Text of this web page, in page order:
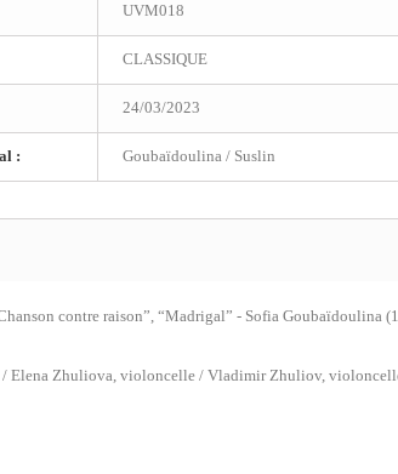
UVM018
CLASSIQUE
24/03/2023
: Goubaïdoulina / Suslin
contre raison”, “Madrigal” - Sofia Goubaïdoulina
Elena Zhuliova, violoncelle / Vladimir Zhuliov,